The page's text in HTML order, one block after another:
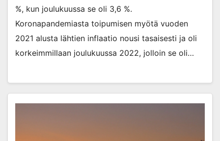
%, kun joulukuussa se oli 3,6 %.
Koronapandemiasta toipumisen myötä vuoden
2021 alusta lähtien inflaatio nousi tasaisesti ja oli
korkeimmillaan joulukuussa 2022, jolloin se oli…